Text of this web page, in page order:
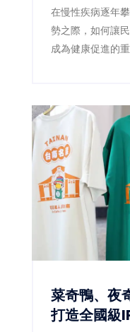
在慢性疾病逐年
勢之際，如何讓
成為健康促進的
專區，將健走、
康行動融入日常
制，鼓勵全民從
病風險，打造全
菜奇鴨、夜奇鴨
打造全國級